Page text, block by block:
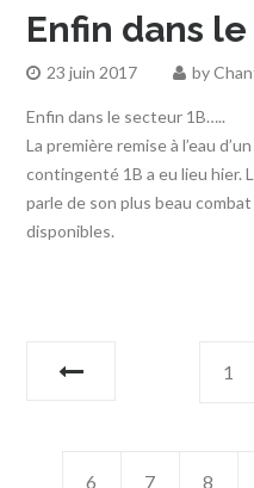
Enfin dans
23 juin 2017 by
Enfin dans le secteur 1B…..
La première remise à l’eau
contingenté 1B a eu lieu hier.
parle de son plus beau
disponibles.
1
6 7 8